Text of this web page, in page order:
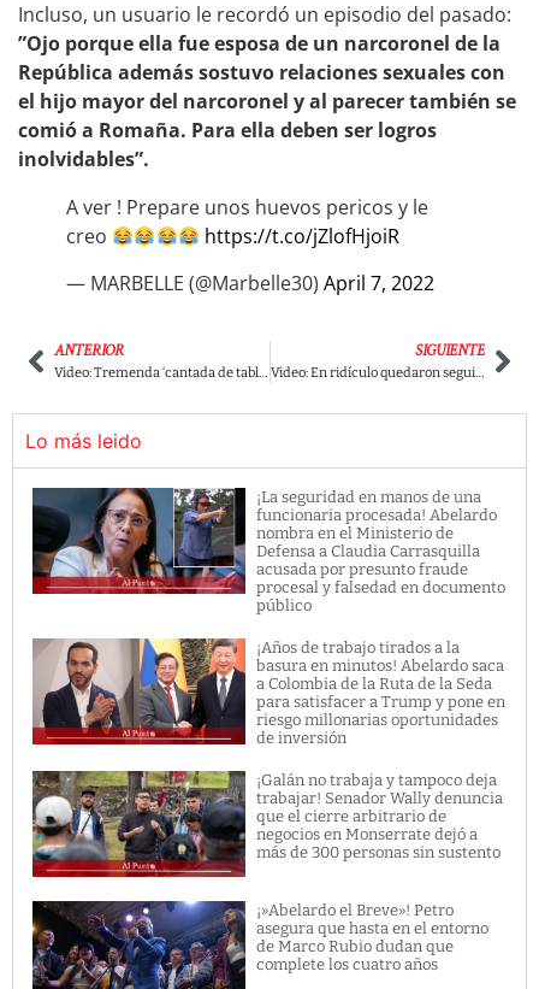
Incluso, un usuario le recordó un episodio del pasado:
”Ojo porque ella fue esposa de un narcoronel de la
República además sostuvo relaciones sexuales con
el hijo mayor del narcoronel y al parecer también se
comió a Romaña. Para ella deben ser logros
inolvidables”.
A ver ! Prepare unos huevos pericos y le
creo
https://t.co/jZlofHjoiR
— MARBELLE (@Marbelle30) April 7, 2022
ANTERIOR
Video: Tremenda ‘cantada de tabla’ de Wilson Arias al pastor uribista John Milton Rodríguez
SIGUIENTE
Video: En ridículo quedaron seguidores de ‘Fico’ quienes no tienen ni idea de sus propuestas
Lo más leido
¡La seguridad en manos de una
funcionaria procesada! Abelardo
nombra en el Ministerio de
Defensa a Claudia Carrasquilla
acusada por presunto fraude
procesal y falsedad en documento
público
¡Años de trabajo tirados a la
basura en minutos! Abelardo saca
a Colombia de la Ruta de la Seda
para satisfacer a Trump y pone en
riesgo millonarias oportunidades
de inversión
¡Galán no trabaja y tampoco deja
trabajar! Senador Wally denuncia
que el cierre arbitrario de
negocios en Monserrate dejó a
más de 300 personas sin sustento
¡»Abelardo el Breve»! Petro
asegura que hasta en el entorno
de Marco Rubio dudan que
complete los cuatro años